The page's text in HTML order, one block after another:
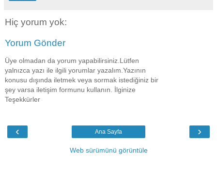
Hiç yorum yok:
Yorum Gönder
Üye olmadan da yorum yapabilirsiniz.Lütfen
yalnızca yazı ile ilgili yorumlar yazalım.Yazının
konusu dışında iletmek veya sormak istediğiniz bir
şey varsa iletişim formunu kullanın. İlginize
Teşekkürler
‹ ›
Ana Sayfa
Web sürümünü görüntüle